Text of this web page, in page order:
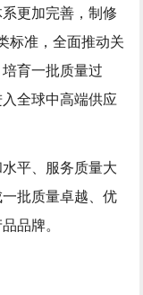
更加完善，制修
标准，全面推动关
育一批质量过
全球中高端供应
平、服务质量大
批质量卓越、优
品牌。